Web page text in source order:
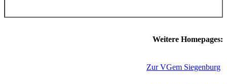
Weitere Homepages:
Zur VGem Siegenburg